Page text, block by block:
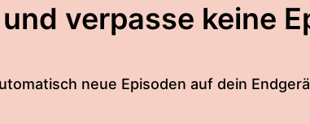
verpasse keine
neue Episoden auf dein